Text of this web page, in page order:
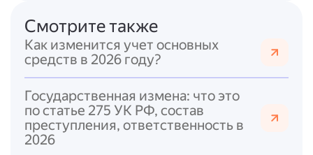
для физических лиц — по
РФ;
для организаций и ИП — по
Мошенничество при получении
социальных выплат(например,
обналичивание материнского
Смотрите также
Как изменится учет основных
средств в 2026 году?
Государственная измена: что это
по статье 275 УК РФ, состав
преступления, ответственность в
2026